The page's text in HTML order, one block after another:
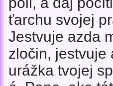
ťarchu svojej
Jestvuje azda
zločin, jestvuje
urážka tvojej